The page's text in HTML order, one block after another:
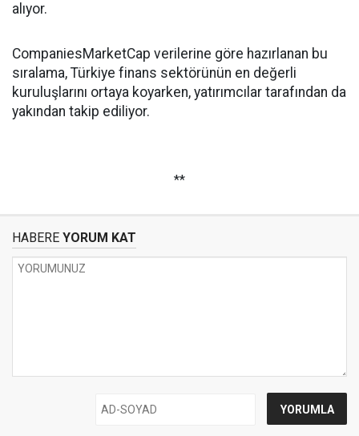
alıyor.
CompaniesMarketCap verilerine göre hazırlanan bu
sıralama, Türkiye finans sektörünün en değerli
kuruluşlarını ortaya koyarken, yatırımcılar tarafından da
yakından takip ediliyor.
**
HABERE YORUM KAT